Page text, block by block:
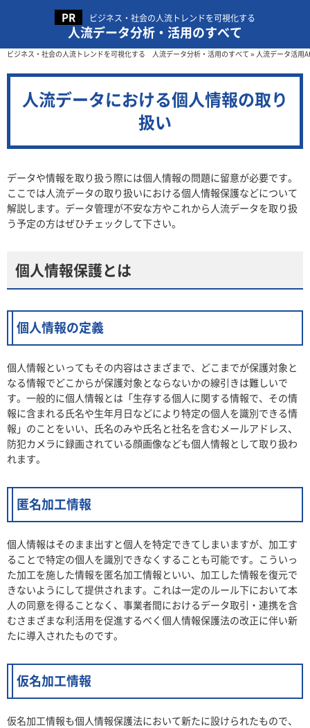
ビジネス・社会の人流トレンドを可視化する
人流データ分析・活用のすべて
ビジネス・社会の人流トレンドを可視化する 人流データ分析・活用のすべて » 人流データ活
人流データにおける個人情報の取り
扱い
データや情報を取り扱う際には個人情報の問題に留意が必要です。
ここでは人流データの取り扱いにおける個人情報保護などについて
解説します。データ管理が不安な方やこれから人流データを取り扱
う予定の方はぜひチェックして下さい。
個人情報保護とは
個人情報の定義
個人情報といってもその内容はさまざまで、どこまでが保護対象と
なる情報でどこからが保護対象とならないかの線引きは難しいで
す。一般的に個人情報とは「生存する個人に関する情報で、その情
報に含まれる氏名や生年月日などにより特定の個人を識別できる情
報」のことをいい、氏名のみや氏名と社名を含むメールアドレス、
防犯カメラに録画されている顔画像なども個人情報として取り扱わ
れます。
匿名加工情報
個人情報はそのまま出すと個人を特定できてしまいますが、加工す
ることで特定の個人を識別できなくすることも可能です。こういっ
た加工を施した情報を匿名加工情報といい、加工した情報を復元で
きないようにして提供されます。これは一定のルール下において本
人の同意を得ることなく、事業者間におけるデータ取引・連携を含
むさまざまな利活用を促進するべく個人情報保護法の改正に伴い新
たに導入されたものです。
仮名加工情報
仮名加工情報も個人情報保護法において新たに設けられたもので、